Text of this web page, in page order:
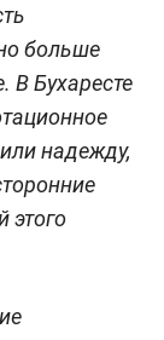
больше
В Бухаресте
надежду,
этого